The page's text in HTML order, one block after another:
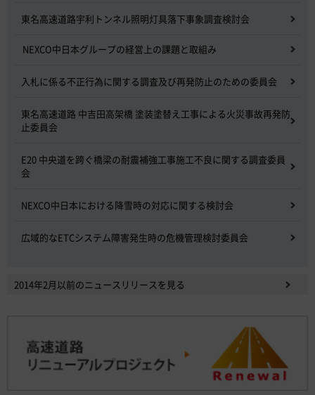
東名高速道路宇利トンネル照明灯具落下事象調査検討会
NEXCO中日本グループの経営上の課題と取組み
入札に係る不正行為に関する調査及び再発防止のための委員会
東名高速道路 中吉田高架橋 塗装塗替え工事による火災事故再発防
止委員会
E20 中央道を跨ぐ橋梁の耐震補強工事施工不良に関する調査委員
会
NEXCO中日本における降雪時の対応に関する検討会
広域的なETCシステム障害発生時の危機管理検討委員会
2014年2月以前のニュースリリースを見る